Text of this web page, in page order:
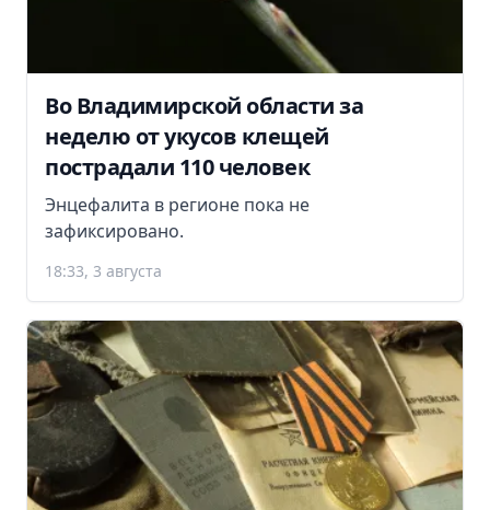
Во Владимирской области за
неделю от укусов клещей
пострадали 110 человек
Энцефалита в регионе пока не
зафиксировано.
18:33, 3 августа